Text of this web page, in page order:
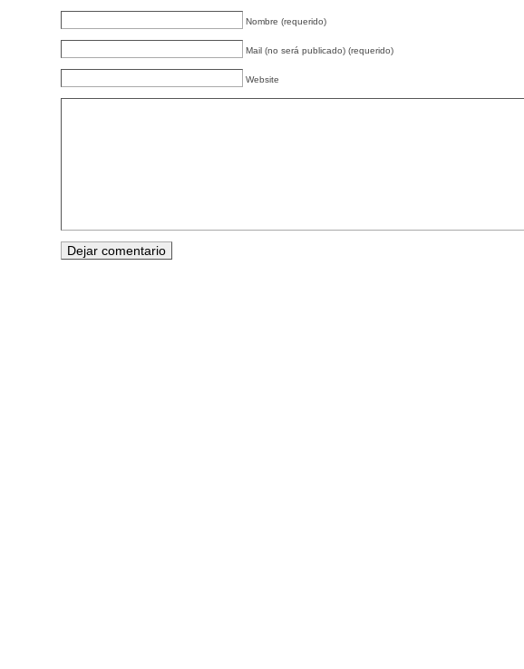
Nombre (requerido)
Mail (no será publicado) (requerido)
Website